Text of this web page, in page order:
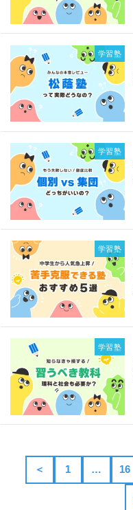
学習塾
学習塾
学習塾
学習塾
＜ 1 … 16